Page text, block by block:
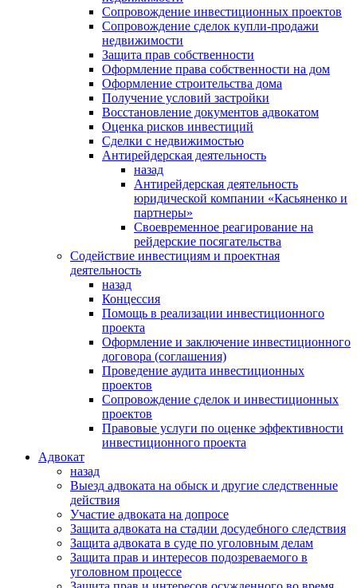
Сопровождение инвестиционных проектов
Сопровождение сделок купли-продажи
недвижимости
Защита прав собственности
Оформление права собственности на дом
Оформление строительства дома
Получение условий застройки
Восстановление документов адвокатом
Оценка рисков инвестиций
Сделки с недвижимостью
Антирейдерская деятельность
назад
Антирейдерская деятельность
юридической компании «Касьяненко и
партнеры»
Своевременное реагирование на
рейдерские посягательства
Содействие инвестициям и проектная
деятельность
назад
Концессия
Помощь в реализации инвестиционного
проекта
Оформление и заключение инвестиционного
договора (соглашения)
Проведение аудита инвестиционных
проектов
Сопровождение сделок и инвестиционных
проектов
Правовые услуги по оценке эффективности
инвестиционного проекта
Адвокат
назад
Выезд адвоката на обыск и другие следственные
действия
Участие адвоката на допросе
Защита адвоката на стадии досудебного следствия
Защита адвоката в суде по уголовным делам
Защита прав и интересов подозреваемого в
уголовном процессе